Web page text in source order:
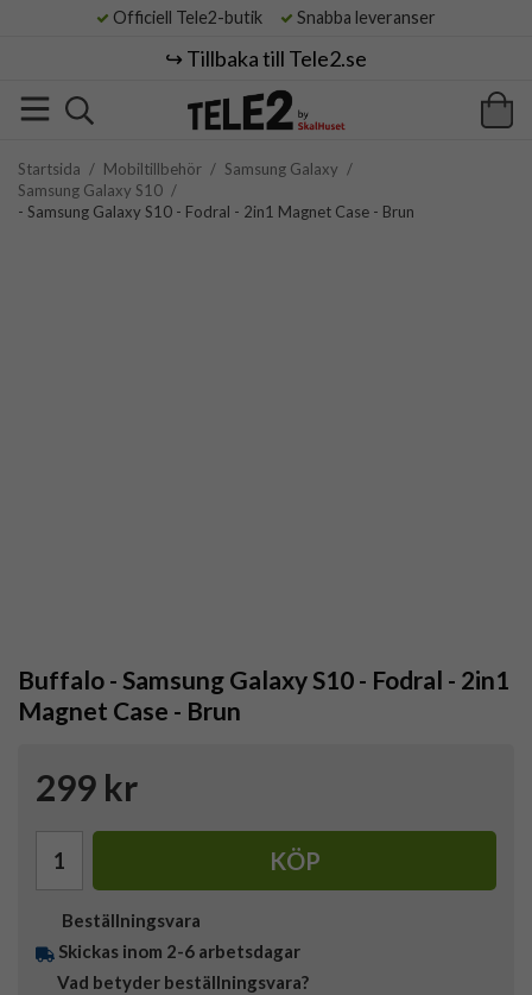
Officiell Tele2-butik Snabba leveranser
↪️ Tillbaka till Tele2.se
Startsida / Mobiltillbehör / Samsung Galaxy /
Samsung Galaxy S10 /
- Samsung Galaxy S10 - Fodral - 2in1 Magnet Case - Brun
Buffalo - Samsung Galaxy S10 - Fodral - 2in1
Magnet Case - Brun
299 kr
KÖP
Beställningsvara
Skickas inom 2-6 arbetsdagar
Vad betyder beställningsvara?